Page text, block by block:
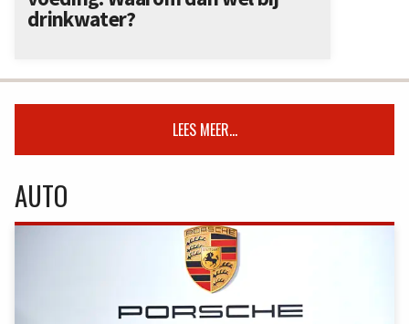
drinkwater?
LEES MEER...
AUTO